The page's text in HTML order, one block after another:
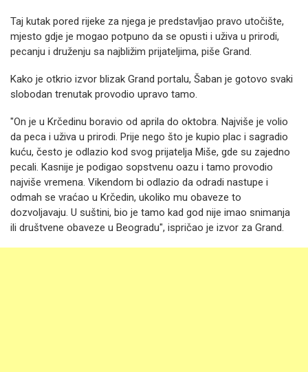
Taj kutak pored rijeke za njega je predstavljao pravo utočište,
mjesto gdje je mogao potpuno da se opusti i uživa u prirodi,
pecanju i druženju sa najbližim prijateljima, piše Grand.
Kako je otkrio izvor blizak Grand portalu, Šaban je gotovo svaki
slobodan trenutak provodio upravo tamo.
"On je u Krčedinu boravio od aprila do oktobra. Najviše je volio
da peca i uživa u prirodi. Prije nego što je kupio plac i sagradio
kuću, često je odlazio kod svog prijatelja Miše, gde su zajedno
pecali. Kasnije je podigao sopstvenu oazu i tamo provodio
najviše vremena. Vikendom bi odlazio da odradi nastupe i
odmah se vraćao u Krčedin, ukoliko mu obaveze to
dozvoljavaju. U suštini, bio je tamo kad god nije imao snimanja
ili društvene obaveze u Beogradu", ispričao je izvor za Grand.